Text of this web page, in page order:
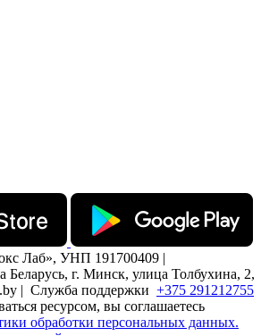
Лаб», УНП 191700409 |
Беларусь, г. Минск, улица Толбухина, 2,
| Служба поддержки +375 291212755
ресурсом, вы соглашаетесь
обработки персональных данных.